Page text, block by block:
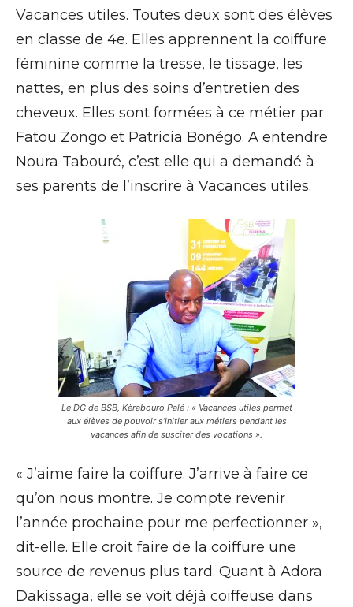
Vacances utiles. Toutes deux sont des élèves
en classe de 4e. Elles apprennent la coiffure
féminine comme la tresse, le tissage, les
nattes, en plus des soins d’entretien des
cheveux. Elles sont formées à ce métier par
Fatou Zongo et Patricia Bonégo. A entendre
Noura Tabouré, c’est elle qui a demandé à
ses parents de l’inscrire à Vacances utiles.
Le DG de BSB, Kèrabouro Palé : « Vacances utiles permet
aux élèves de pouvoir s’initier aux métiers pendant les
vacances afin de susciter des vocations ».
« J’aime faire la coiffure. J’arrive à faire ce
qu’on nous montre. Je compte revenir
l’année prochaine pour me perfectionner »,
dit-elle. Elle croit faire de la coiffure une
source de revenus plus tard. Quant à Adora
Dakissaga, elle se voit déjà coiffeuse dans